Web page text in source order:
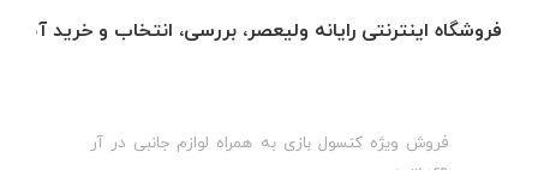
فروشگاه اینترنتی رایانه ولیعصر، بررسی، انتخاب و خرید
فروش ویژه کنسول بازی به همراه لوازم جانبی در آر